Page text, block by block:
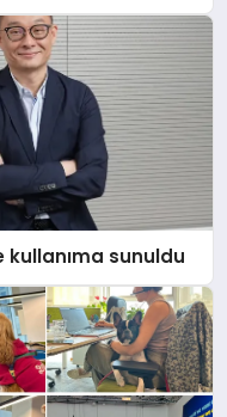
sunuldu